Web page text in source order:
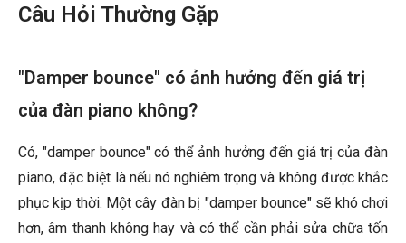
Câu Hỏi Thường Gặp
"Damper bounce" có ảnh hưởng đến giá trị
của đàn piano không?
Có, "damper bounce" có thể ảnh hưởng đến giá trị của đàn
piano, đặc biệt là nếu nó nghiêm trọng và không được khắc
phục kịp thời. Một cây đàn bị "damper bounce" sẽ khó chơi
hơn, âm thanh không hay và có thể cần phải sửa chữa tốn